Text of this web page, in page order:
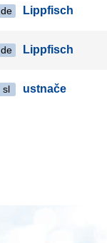
de Lippfisch
de Lippfisch
sl ustnače